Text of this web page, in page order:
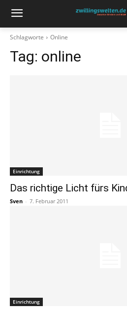
Schlagworte Online
Tag: online
Einrichtung
Das richtige Licht fürs
Sven - 7. Februar 2011
Einrichtung